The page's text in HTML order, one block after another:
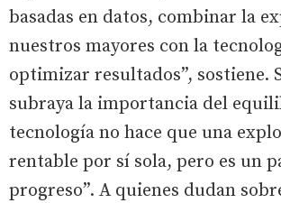
basadas en datos, combinar la
nuestros mayores con la
optimizar resultados”, sostiene.
subraya la importancia del
tecnología no hace que una
rentable por sí sola, pero es un
progreso”. A quienes dudan